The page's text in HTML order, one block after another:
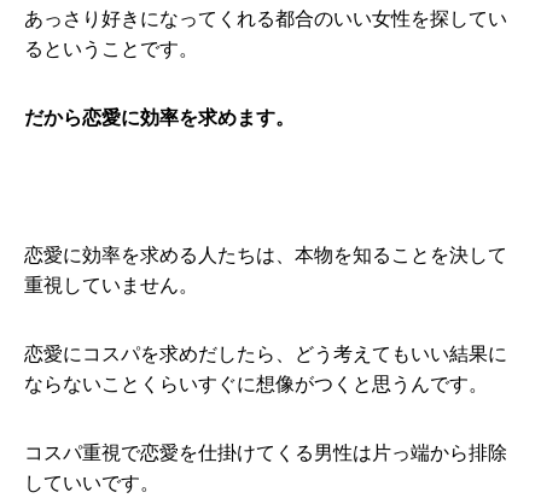
あっさり好きになってくれる都合のいい女性を探してい
るということです。
だから恋愛に効率を求めます。
恋愛に効率を求める人たちは、本物を知ることを決して
重視していません。
恋愛にコスパを求めだしたら、どう考えてもいい結果に
ならないことくらいすぐに想像がつくと思うんです。
コスパ重視で恋愛を仕掛けてくる男性は片っ端から排除
していいです。